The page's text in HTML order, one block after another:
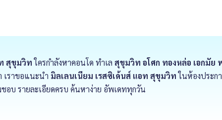
สุขุมวิทใครกำลังหาคอนโด ทำเล สุขุมวิท อโศก ทองหล่อ เอกมัย
เราขอแนะนำ มิลเลนเนียม เรสซิเด้นส์ แอท สุขุมวิทในห้องประก
บ รายละเอียดครบ ค้นหาง่าย อัพเดททุกวัน